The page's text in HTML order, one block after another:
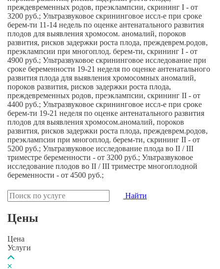
преждевременных родов, преэклампсии, скрининг I - от
3200 руб.; Ультразвуковое скрининговое иссл-е при сроке
берем-ти 11-14 недель по оценке антенатального развития
плодов для выявления хромосом. аномалий, пороков
развития, рисков задержки роста плода, преждеврем.родов,
преэклампсии при многоплод. берем-ти, скрининг I - от
4900 руб.; Ультразвуковое скрининговое исследование при
сроке беременности 19-21 неделя по оценке антенатального
развития плода для выявления хромосомных аномалий,
пороков развития, рисков задержки роста плода,
преждевременных родов, преэклампсии, скрининг II - от
4400 руб.; Ультразвуковое скрининговое иссл-е при сроке
берем-ти 19-21 неделя по оценке антенатального развития
плодов для выявления хромосом.аномалий, пороков
развития, рисков задержки роста плода, преждеврем.родов,
преэклампсии при многоплод. берем-ти, скрининг II - от
5200 руб.; Ультразвуковое исследование плода во II / III
триместре беременности - от 3200 руб.; Ультразвуковое
исследование плодов во II / III триместре многоплодной
беременности - от 4500 руб.;
Найти
Цены
Цена
Услуги